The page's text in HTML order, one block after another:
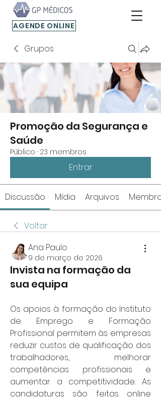
AGENDE ONLINE
Grupos
Promoção da Segurança e
Saúde
Público · 23 membros
Entrar
Discussão Mídia Arquivos Membros
Voltar
Ana Paulo
9 de março de 2026
Invista na formação da
sua equipa
Os apoios à formação do Instituto
de Emprego e Formação
Profissional permitem às empresas
reduzir custos de qualificação dos
trabalhadores, melhorar
competências profissionais e
aumentar a competitividade. As
candidaturas são feitas online